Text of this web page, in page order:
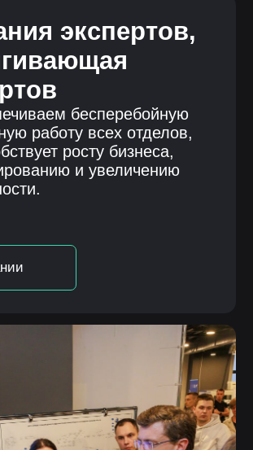
менеджеров
консультантов
ищет интересные
быстрого роста.